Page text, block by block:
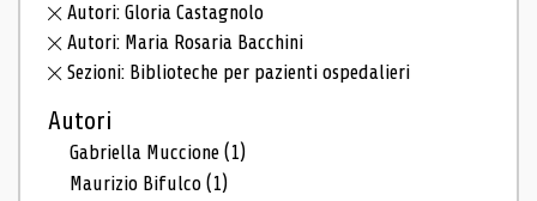
Autori: Gloria Castagnolo
Autori: Maria Rosaria Bacchini
Sezioni: Biblioteche per pazienti ospedalieri
Autori
Gabriella Muccione(1)
Maurizio Bifulco(1)